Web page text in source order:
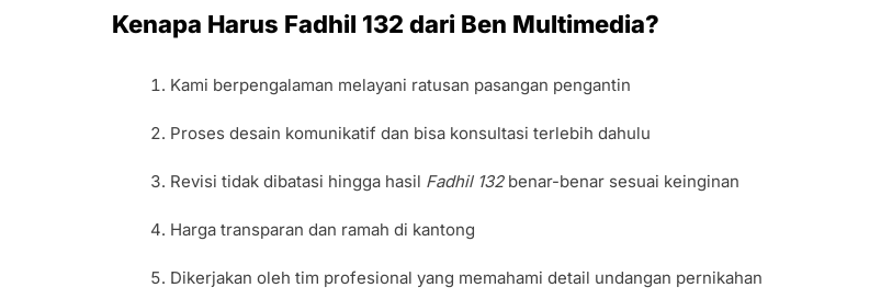
Kenapa Harus Fadhil 132 dari Ben Multimedia?
Kami berpengalaman melayani ratusan pasangan pengantin
Proses desain komunikatif dan bisa konsultasi terlebih dahulu
Revisi tidak dibatasi hingga hasil Fadhil 132benar-benar sesuai keinginan
Harga transparan dan ramah di kantong
Dikerjakan oleh tim profesional yang memahami detail undangan pernikahan